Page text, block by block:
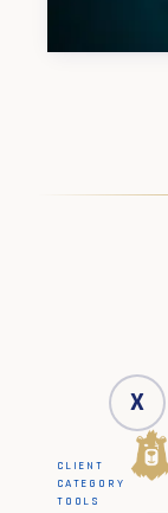
X
CLIENT
CATEGORY
TOOLS
25